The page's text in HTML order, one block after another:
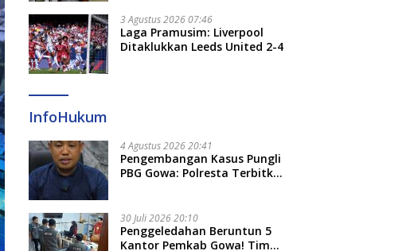
3 Agustus 2026 07:46
Laga Pramusim: Liverpool
Ditaklukkan Leeds United 2-4
InfoHukum
4 Agustus 2026 20:41
Pengembangan Kasus Pungli
PBG Gowa: Polresta Terbitkan
30 Juli 2026 20:10
Penggeledahan Beruntun 5
Kantor Pemkab Gowa! Tim